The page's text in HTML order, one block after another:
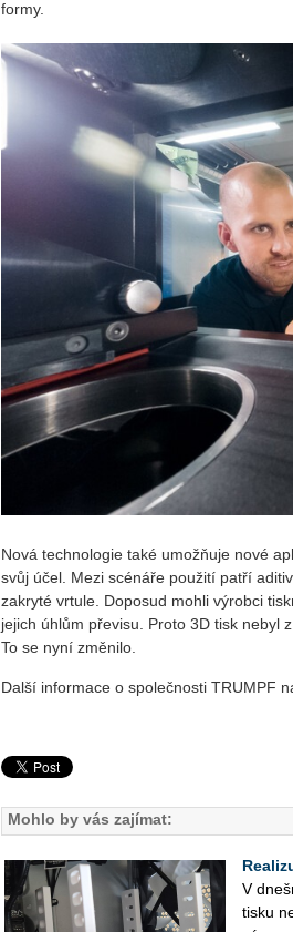
formy.
Nová tech­no­lo­gie také umožňuje nové
svůj účel. Mezi scé­ná­ře po­u­ži­tí patří
za­kry­té vr­tu­le. Do­po­sud mohli vý­rob­ci
je­jich úhlům pře­vi­su. Proto 3D tisk nebyl
To se nyní změ­ni­lo.
Další in­for­ma­ce o spo­leč­nos­ti TRUM­PF
Mohlo by vás zajímat:
V
tisku